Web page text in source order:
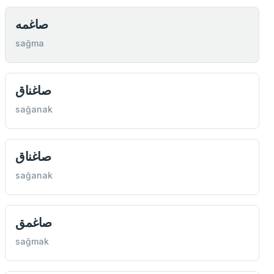
صاغمه
sağma
صاغناق
sağanak
صاغناق
sağanak
صاغمق
sağmak